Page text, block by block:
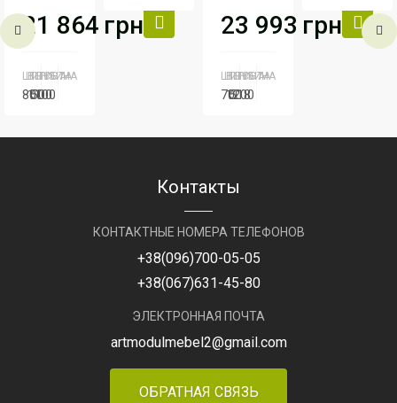
21 864 грн
ШИРИНА
800
ВЫСОТА
1100
ГЛУБИНА
500
Групп
ПроизводительАртМодуль
Групп
Оріон-1
23 993 грн
ШИРИНА
700
ВЫСОТА
1200
ГЛУБИНА
518
Групп
Контакты
КОНТАКТНЫЕ НОМЕРА ТЕЛЕФОНОВ
+38(096)700-05-05
+38(067)631-45-80
ЭЛЕКТРОННАЯ ПОЧТА
artmodulmebel2@gmail.com
ОБРАТНАЯ СВЯЗЬ